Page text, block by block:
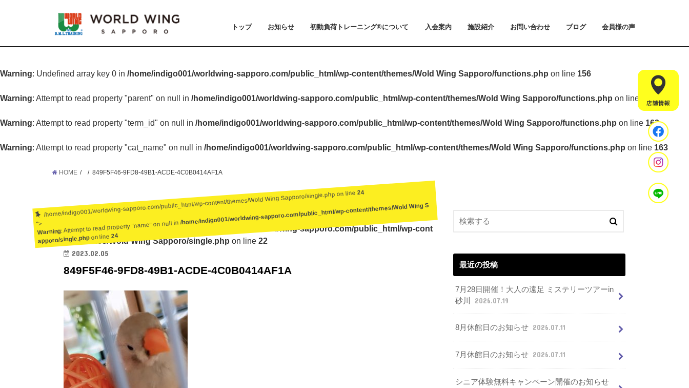
トップ お知らせ
お知らせ
メディア掲載
初動負荷トレーニング®について
初動負荷トレーニング®とは
小山 裕史博士のご紹介
BeMoLo®シューズについて
入会案内
入会案内
料金とお支払い方法について
体験会とトライアルプランについて
ビジター利用のご案内
会員規約
施設紹介
施設紹介
設置マシンのご紹介
アクセス
スタッフ紹介
お問い合わせ
お問い合わせ
入会手続きのご予約
体験会のご予約
見学・相談のご予約
よくあるご質問
ブログ 会員様の声
Warning: Undefined array key 0 in /home/indigo001/worldwing-sapporo.com/public_html/wp-content/themes/Wold Wing Sapporo/functions.php on line 156
Warning: Attempt to read property "parent" on null in /home/indigo001/worldwing-sapporo.com/public_html/wp-content/themes/Wold Wing Sapporo/functions.php on line 157
Warning: Attempt to read property "term_id" on null in /home/indigo001/worldwing-sapporo.com/public_html/wp-content/themes/Wold Wing Sapporo/functions.php on line 163
Warning: Attempt to read property "cat_name" on null in /home/indigo001/worldwing-sapporo.com/public_html/wp-content/themes/Wold Wing Sapporo/functions.php on line 163
HOME 849F5F46-9FD8-49B1-ACDE-4C0B0414AF1A
Warning: Undefined array key 0 in
/home/indigo001/worldwing-sapporo.com/public_html/wp-cont
ent/themes/Wold Wing Sapporo/single.php on line 22
/home/indigo001/worldwing-sapporo.com/public_html/wp-content/themes/Wold Wing Sapporo/single.php on line24
">
Warning: Attempt to read property "name" on null in
/home/indigo001/worldwing-sapporo.com/public_html/wp-content/themes/Wold Wing S
apporo/single.phpon line24
2023.02.05
849F5F46-9FD8-49B1-ACDE-4C0B0414AF1A 最近の投稿
7月28日開催！大人の遠足 ミステリーツアーin
砂川
2026.07.19
8月休館日のお知らせ 2026.07.11
7月休館日のお知らせ 2026.07.11
シニア体験無料キャンペーン開催のお知らせ